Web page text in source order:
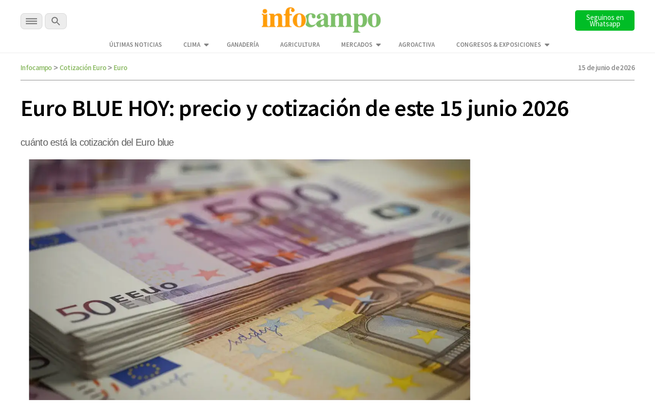
Seguinos en
Whatsapp
ÚLTIMAS NOTICIAS CLIMA GANADERÍA AGRICULTURA MERCADOS AGROACTIVA CONGRESOS & EXPOSICIONES
Infocampo > Cotización Euro> Euro 15 de junio de 2026
Euro BLUE HOY: precio y cotización de este 15 junio 2026
cuánto está la cotización del Euro blue